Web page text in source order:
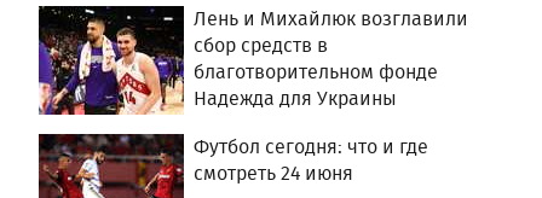
Лень и Михайлюк возглавили
сбор средств в
благотворительном фонде
Надежда для Украины
Футбол сегодня: что и где
смотреть 24 июня